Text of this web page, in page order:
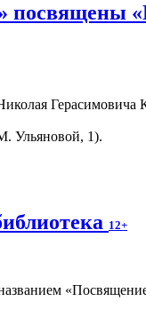
посвящены
Герасимовича
Ульяновой, 1).
12+